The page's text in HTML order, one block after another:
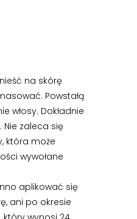
na skórę
Powstałą
włosy. Dokładnie
Nie zaleca się
która może
wywołane
aplikować się
ani po okresie